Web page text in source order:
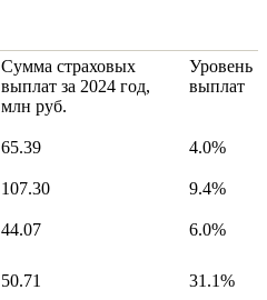
Сумма страховых
выплат за 2024 год,
млн руб.
Уровень
выплат
65.39 4.0%
107.30 9.4%
44.07 6.0%
50.71 31.1%